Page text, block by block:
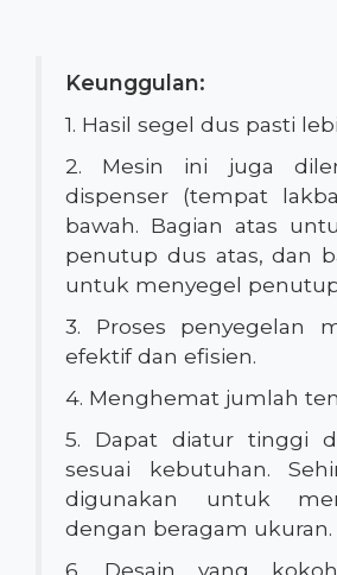
Keunggulan:
1. Hasil segel dus pasti
2. Mesin ini juga
dispenser (tempat
bawah. Bagian atas
penutup dus atas, dan
untuk menyegel
3. Proses penyegelan
efektif dan efisien.
4. Menghemat jumlah
5. Dapat diatur tinggi
sesuai kebutuhan.
digunakan untuk
dengan beragam ukuran.